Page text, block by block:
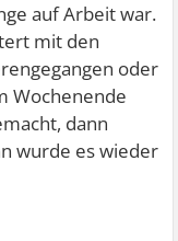
auf Arbeit war.
mit den
oder
Wochenende
dann
wurde es wieder